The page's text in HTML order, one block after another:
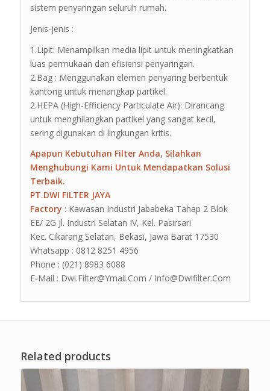
sistem penyaringan seluruh rumah.
Jenis-jenis :
1.Lipit: Menampilkan media lipit untuk meningkatkan
luas permukaan dan efisiensi penyaringan.
2.Bag : Menggunakan elemen penyaring berbentuk
kantong untuk menangkap partikel.
2.HEPA (High-Efficiency Particulate Air): Dirancang
untuk menghilangkan partikel yang sangat kecil,
sering digunakan di lingkungan kritis.
Apapun Kebutuhan Filter Anda, Silahkan
Menghubungi Kami Untuk Mendapatkan Solusi
Terbaik.
PT.DWI FILTER JAYA
Factory : Kawasan Industri Jababeka Tahap 2 Blok
EE/ 2G Jl. Industri Selatan IV, Kel. Pasirsari
Kec. Cikarang Selatan, Bekasi, Jawa Barat 17530
Whatsapp : 0812 8251 4956
Phone : (021) 8983 6088
E-Mail : Dwi.Filter@Ymail.Com / Info@Dwifilter.Com
Related products